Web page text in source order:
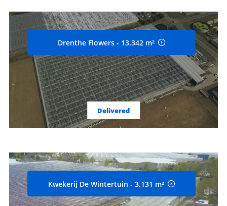
Drenthe Flowers - 13.342 m²
Delivered
Kwekerij De Wintertuin - 3.131 m²